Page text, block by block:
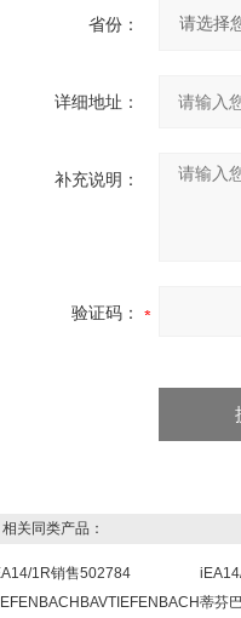
省份：
详细地址：
补充说明：
验证码：
关同类产品：
1R销售502784
BAVTIEFENBACH蒂芬